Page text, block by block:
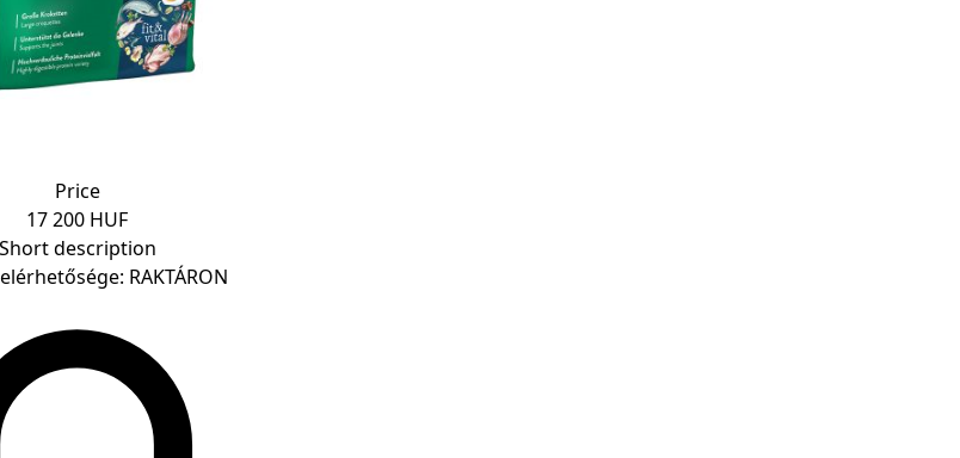
Price
17 200 HUF
Short description
RAKTÁRON